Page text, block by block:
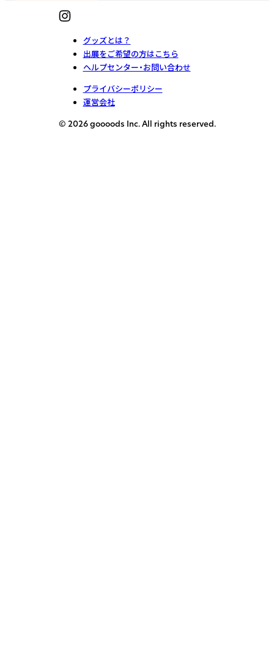
グッズとは？
出展をご希望の方はこちら
ヘルプセンター・お問い合わせ
プライバシーポリシー
運営会社
© 2026 goooods Inc. All rights reserved.